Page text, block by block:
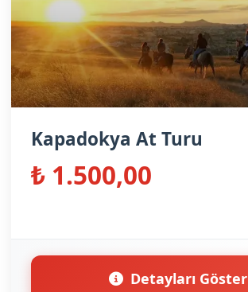
Kapadokya At Turu
₺ 1.500,00
Detayları Göster